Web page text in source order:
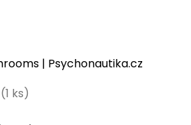
| Psychonautika.cz
(1 ks)